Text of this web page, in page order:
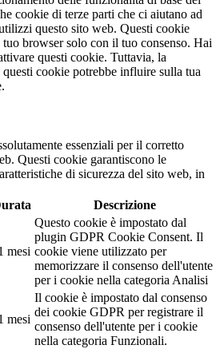
cookie di terze parti che ci aiutano ad
questo sito web. Questi cookie
browser solo con il tuo consenso. Hai
questi cookie. Tuttavia, la
cookie potrebbe influire sulla tua
essenziali per il corretto
Questi cookie garantiscono le
di sicurezza del sito web, in
Descrizione
mesi
Questo cookie è impostato dal
plugin GDPR Cookie Consent. Il
cookie viene utilizzato per
memorizzare il consenso dell'utente
per i cookie nella categoria Analisi
mesi
Il cookie è impostato dal consenso
dei cookie GDPR per registrare il
consenso dell'utente per i cookie
nella categoria Funzionali.